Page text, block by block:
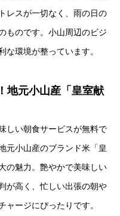
レスが一切なく、雨の日の
ものです。小山周辺のビジ
な環境が整っています。
地元小山産「皇室献
しい朝食サービスが無料で
元小山産のブランド米「皇
の魅力。艶やかで美味しい
が高く、忙しい出張の朝や
ャージにぴったりです。